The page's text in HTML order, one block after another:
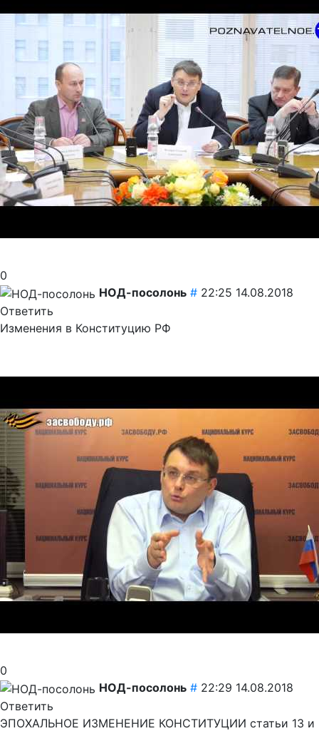
0
НОД-посолонь # 22:25 14.08.2018
Ответить
Изменения в Конституцию РФ
0
НОД-посолонь # 22:29 14.08.2018
Ответить
ЭПОХАЛЬНОЕ ИЗМЕНЕНИЕ КОНСТИТУЦИИ статьи 13 и